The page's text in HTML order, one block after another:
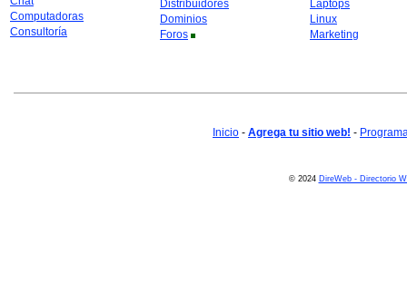
Computadoras
Consultoría
Distribuidores
Dominios
Foros
Laptops
Linux
Marketing
Inicio - Agrega tu sitio web! -
© 2024 DireWeb - Directorio